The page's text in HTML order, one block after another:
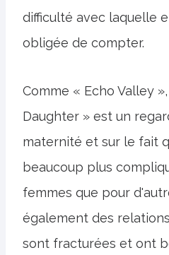
difficulté avec laquelle
obligée de compter.
Comme « Echo Valley
Daughter » est un
maternité et sur le fait
beaucoup plus
femmes que pour
également des
sont fracturées et ont